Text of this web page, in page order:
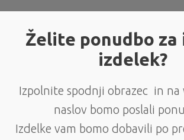
Želite ponudbo za
izdelek?
Izpolnite spodnji obrazec in na
naslov bomo poslali
Izdelke vam bomo dobavili po